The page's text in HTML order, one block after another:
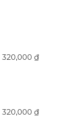
320,000 ₫
320,000 ₫